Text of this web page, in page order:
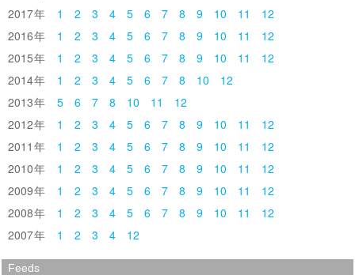
2017
1 2 3 4 5 6 7 8 9 10 11
12
2016
1 2 3 4 5 6 7 8 9 10 11
12
2015
1 2 3 4 5 6 7 8 9 10 11
12
2014
1 2 3 4 5 6 7 8 10
12
2013
5 6 7 8 10 11
12
2012
1 2 3 4 5 6 7 8 9 10 11
12
2011
1 2 3 4 5 6 7 8 9 10 11
12
2010
1 2 3 4 5 6 7 8 9 10 11
12
2009
1 2 3 4 5 6 7 8 9 10 11
12
2008
1 2 3 4 5 6 7 8 9 10 11
12
2007
1 2 3 4 12
Feeds